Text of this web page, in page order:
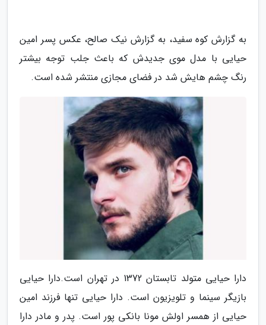
به گزارش کوه سفید، به گزارش نیک صالح، عکس پسر امین
حیایی با مدل موی جدیدش که باعث جلب توجه بیشتر
رنگ چشم هایش شد در فضای مجازی منتشر شده است.
دارا حیایی متولد تابستان 1372 در تهران است.دارا حیایی
بازیگر سینما و تلویزیون است. دارا حیایی تنها فرزند امین
حیایی از همسر اولش مونا بانکی پور است. پدر و مادر دارا